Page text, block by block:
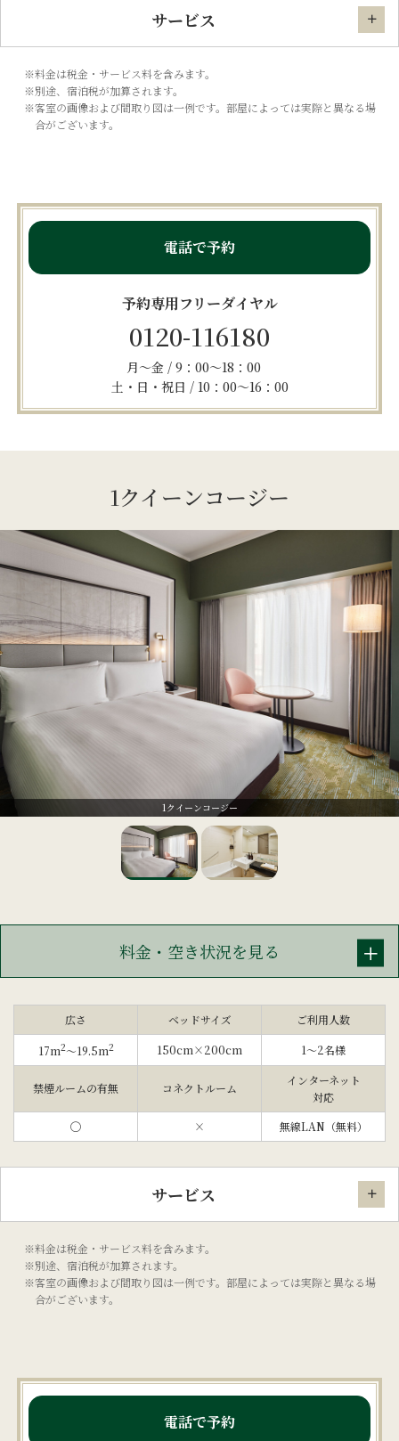
サービス
※料金は税金・サービス料を含みます。
※別途、宿泊税が加算されます。
※客室の画像および間取り図は一例です。部屋によっては実際と異なる場
合がございます。
電話で予約
予約専用フリーダイヤル
0120-116180
月～金 / 9：00～18：00
土・日・祝日 / 10：00～16：00
1クイーンコージー
1クイーンコージー
料金・空き状況を見る
広さ ベッドサイズ ご利用人数
17m2〜19.5m2 150cm×200cm 1〜2名様
禁煙ルームの有無 コネクトルーム
インターネット
対応
◯
× 無線LAN（無料）
サービス
※料金は税金・サービス料を含みます。
※別途、宿泊税が加算されます。
※客室の画像および間取り図は一例です。部屋によっては実際と異なる場
合がございます。
電話で予約